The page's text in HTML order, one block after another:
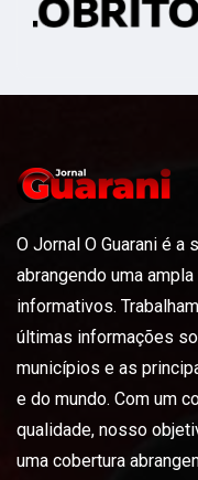
O Jornal O Guarani é
abrangendo uma
informativos.
últimas informações
municípios e as
e do mundo. Com um
qualidade, nosso
uma cobertura